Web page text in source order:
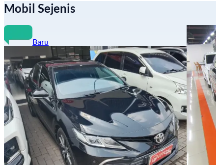
Mobil Sejenis
Baru